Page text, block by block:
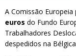
A Comissão
euros do Fundo
Trabalhadores
despedidos na